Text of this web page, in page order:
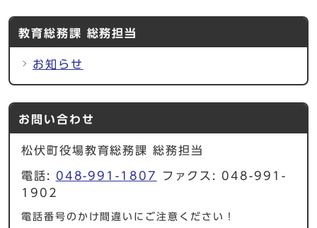
教育総務課 総務担当
お知らせ
お問い合わせ
松伏町役場教育総務課 総務担当
電話: 048-991-1807
ファクス: 048-991-
1902
電話番号のかけ間違いにご注意ください！